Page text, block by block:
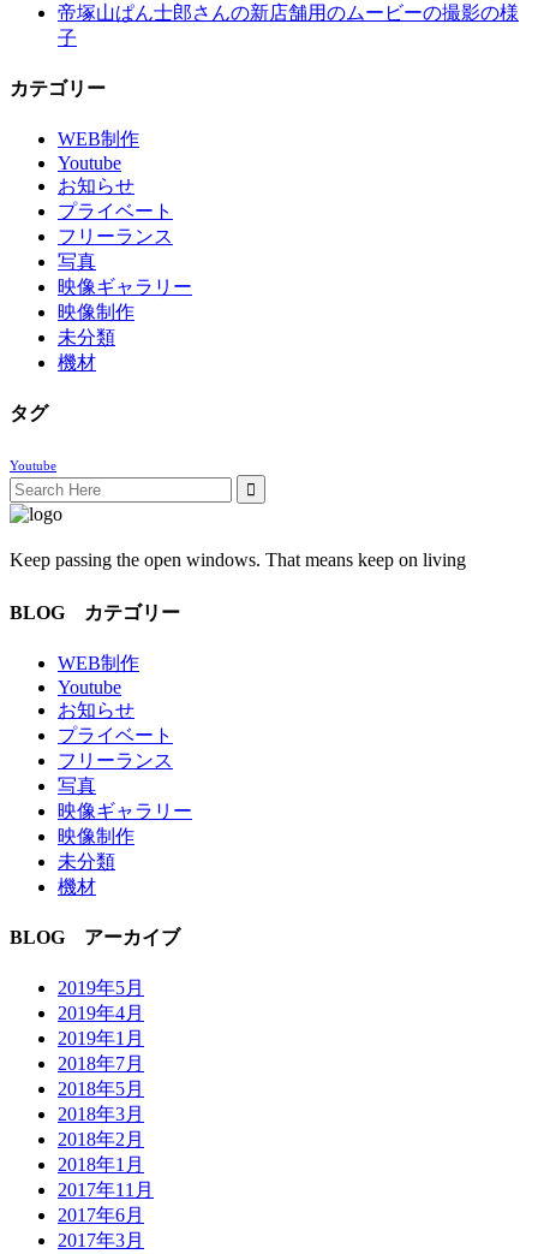
帝塚山ぱん士郎さんの新店舗用のムービーの撮影の様
子
カテゴリー
WEB制作
Youtube
お知らせ
プライベート
フリーランス
写真
映像ギャラリー
映像制作
未分類
機材
タグ
Youtube
Search
for:
Keep passing the open windows. That means keep on living
BLOG カテゴリー
WEB制作
Youtube
お知らせ
プライベート
フリーランス
写真
映像ギャラリー
映像制作
未分類
機材
BLOG アーカイブ
2019年5月
2019年4月
2019年1月
2018年7月
2018年5月
2018年3月
2018年2月
2018年1月
2017年11月
2017年6月
2017年3月